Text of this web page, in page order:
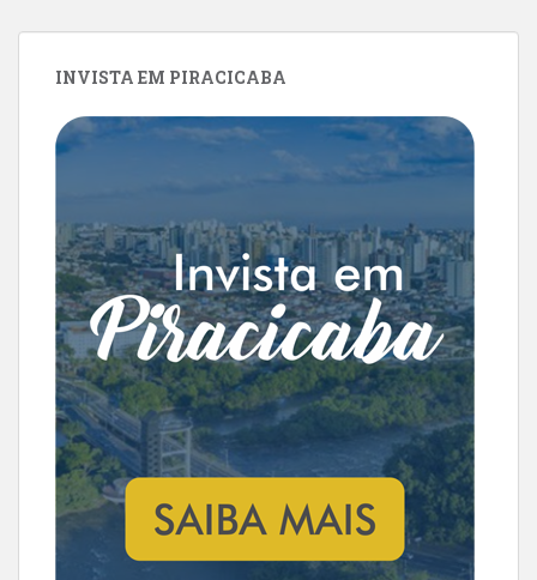
INVISTA EM PIRACICABA